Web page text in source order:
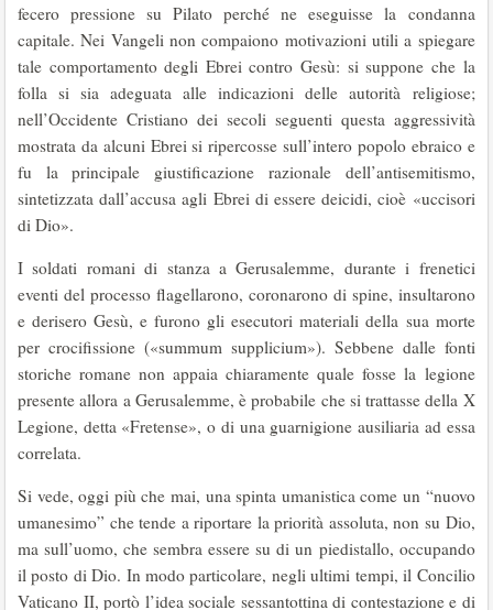
fecero pressione su Pilato perché ne eseguisse la condanna
capitale. Nei Vangeli non compaiono motivazioni utili a spiegare
tale comportamento degli Ebrei contro Gesù: si suppone che la
folla si sia adeguata alle indicazioni delle autorità religiose;
nell’Occidente Cristiano dei secoli seguenti questa aggressività
mostrata da alcuni Ebrei si ripercosse sull’intero popolo ebraico e
fu la principale giustificazione razionale dell’antisemitismo,
sintetizzata dall’accusa agli Ebrei di essere deicidi, cioè «uccisori
di Dio».
I soldati romani di stanza a Gerusalemme, durante i frenetici
eventi del processo flagellarono, coronarono di spine, insultarono
e derisero Gesù, e furono gli esecutori materiali della sua morte
per crocifissione («summum supplicium»). Sebbene dalle fonti
storiche romane non appaia chiaramente quale fosse la legione
presente allora a Gerusalemme, è probabile che si trattasse della X
Legione, detta «Fretense», o di una guarnigione ausiliaria ad essa
correlata.
Si vede, oggi più che mai, una spinta umanistica come un “nuovo
umanesimo” che tende a riportare la priorità assoluta, non su Dio,
ma sull’uomo, che sembra essere su di un piedistallo, occupando
il posto di Dio. In modo particolare, negli ultimi tempi, il Concilio
Vaticano II, portò l’idea sociale sessantottina di contestazione e di